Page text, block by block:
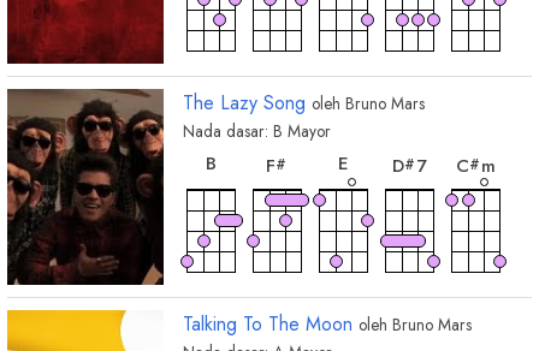
A7
chord
D7
chord
B7
chord
D
chord
Em
chord
Bm
chord
Am7
The Lazy Song oleh Bruno Mars
Nada dasar: B Mayor
B
chord
F#
chord
E
D#7
C#m
D#m
chord
G#m
chord
Talking To The Moon oleh Bruno Mars